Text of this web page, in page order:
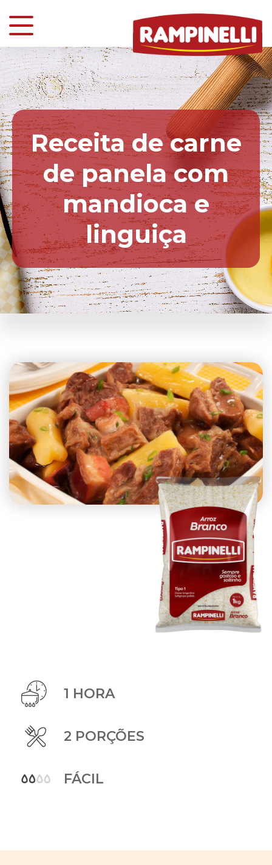
Receita de carne
de panela com
mandioca e
linguiça
1 HORA
2 PORÇÕES
FÁCIL